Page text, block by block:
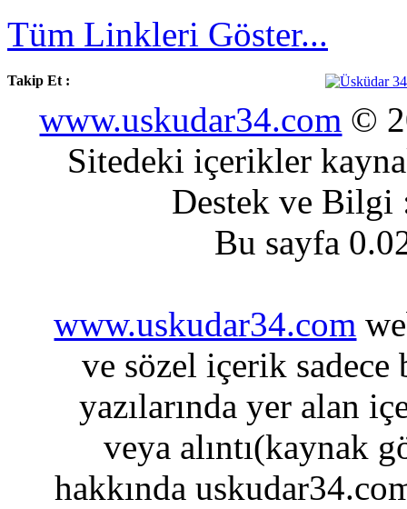
Tüm Linkleri Göster...
Takip Et :
www.uskudar34.com ©
Sitedeki içerikler
Destek ve
Bu sayfa
www.uskudar34.com
ve sözel içerik sadece
yazılarında yer alan
veya alıntı(kaynak
hakkında